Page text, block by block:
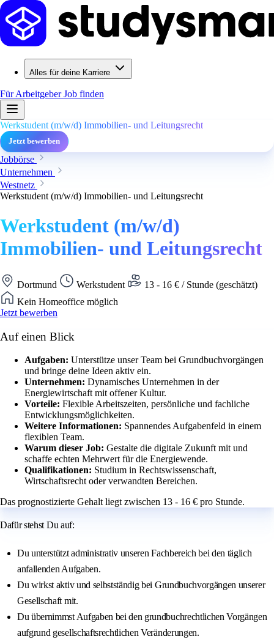
Alles für deine Karriere
Für ArbeitgeberJob finden
Werkstudent (m/w/d) Immobilien- und Leitungsrecht
Jetzt bewerben
Jobbörse
Unternehmen
Westnetz
Werkstudent (m/w/d) Immobilien- und Leitungsrecht
Werkstudent (m/w/d)
Immobilien- und Leitungsrecht
Dortmund Werkstudent
13 - 16 € / Stunde (geschätzt)
Kein Homeoffice möglich
Jetzt bewerben
Auf einen Blick
Aufgaben: Unterstütze unser Team bei Grundbuchvorgängen
und bringe deine Ideen aktiv ein.
Unternehmen: Dynamisches Unternehmen in der
Energiewirtschaft mit offener Kultur.
Vorteile: Flexible Arbeitszeiten, persönliche und fachliche
Entwicklungsmöglichkeiten.
Weitere Informationen: Spannendes Aufgabenfeld in einem
flexiblen Team.
Warum dieser Job: Gestalte die digitale Zukunft mit und
schaffe echten Mehrwert für die Energiewende.
Qualifikationen: Studium in Rechtswissenschaft,
Wirtschaftsrecht oder verwandten Bereichen.
Das prognostizierte Gehalt liegt zwischen 13 - 16 € pro Stunde.
Dafür stehst Du auf:
Du unterstützt administrativ unseren Fachbereich bei den täglich
anfallenden Aufgaben.
Du wirkst aktiv und selbstständig bei Grundbuchvorgängen unserer
Gesellschaft mit.
Du übernimmst Aufgaben bei den grundbuchrechtlichen Vorgängen
aufgrund gesellschaftsrechtlichen Veränderungen.